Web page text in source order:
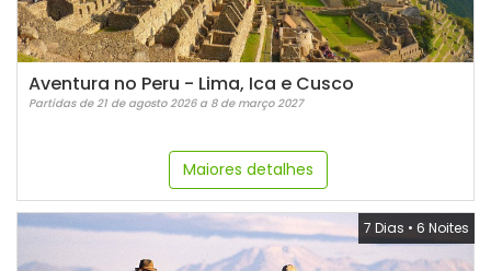
Aventura no Peru - Lima, Ica e Cusco
Partidas de 21 de agosto 2026 a 8 de março 2027
Maiores detalhes
7 Dias • 6 Noites